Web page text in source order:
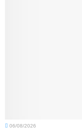
06/08/2026